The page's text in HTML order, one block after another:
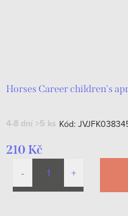
Horses Career children's
4-8 dní >5 ks Kód:
210 Kč